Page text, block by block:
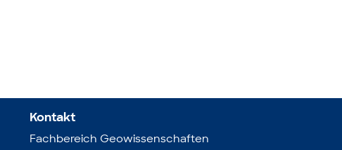
Kontakt
Fachbereich Geowissenschaften